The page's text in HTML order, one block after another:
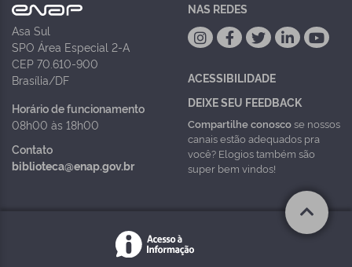
Asa Sul
SPO Área Especial 2-A
CEP 70.610-900
Brasília/DF
Horário de funcionamento
08h00 às 18h00
Contato
biblioteca@enap.gov.br
NAS REDES
ACESSIBILIDADE
DEIXE SEU FEEDBACK
Compartilhe conoscose nossos
canais estão adequados pra
você? Elogios também são
super bem vindos!